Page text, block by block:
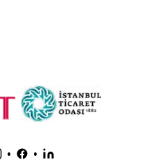
• •